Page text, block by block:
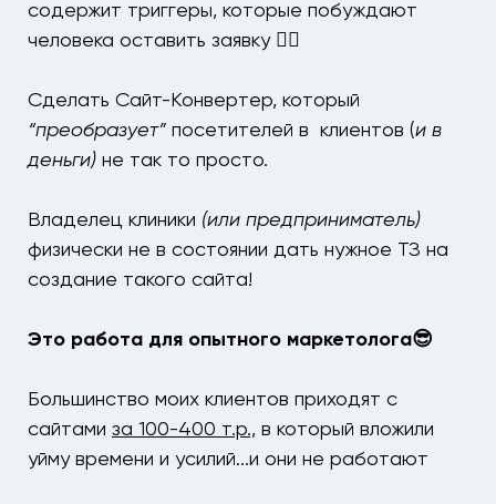
содержит триггеры, которые побуждают
человека оставить заявку ☝🏻
Сделать Сайт-Конвертер, который
“преобразует” посетителей в клиентов (и в
деньги) не так то просто.
Владелец клиники (или предприниматель)
физически не в состоянии дать нужное ТЗ на
создание такого сайта!
Это работа для опытного маркетолога😎
Большинство моих клиентов приходят с
сайтами за 100-400 т.р., в который вложили
уйму времени и усилий...и они не работают